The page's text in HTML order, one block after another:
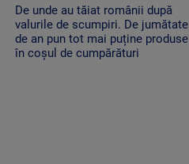
De unde au tăiat românii după
valurile de scumpiri. De jumătate
de an pun tot mai puține produse
în coșul de cumpărături